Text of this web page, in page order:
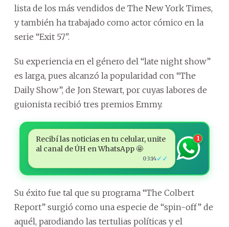
lista de los más vendidos de The New York Times,
y también ha trabajado como actor cómico en la
serie “Exit 57".
Su experiencia en el género del “late night show”
es larga, pues alcanzó la popularidad con “The
Daily Show”, de Jon Stewart, por cuyas labores de
guionista recibió tres premios Emmy.
Recibí las noticias en tu celular, unite
al canal de ÚH en WhatsApp 🤩
03:14✓✓
1
Su éxito fue tal que su programa “The Colbert
Report” surgió como una especie de “spin-off” de
aquél, parodiando las tertulias políticas y el